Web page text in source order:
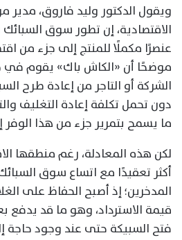
ويقول الدكتور وليد فاروق، مدير
الاقتصادية، إن تطور سوق
عنصرًا مكملًا للمنتج إلى جزء من
موضحًا أن «الكاش باك» يقوم
الشركة أو التاجر من إعادة طرح
دون تحمل تكلفة إعادة التغليف
ما يسمح بتمرير جزء من هذا الوفر
لكن هذه المعادلة، رغم منطقها
أكثر تعقيدًا مع اتساع سوق
المدخرين؛ إذ أصبح الحفاظ على
قيمة الاسترداد، وهو ما قد يدفع
فتح السبيكة حتى عند وجود حاجة